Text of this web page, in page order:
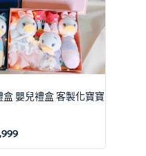
盒 嬰兒禮盒 客製化寶寶